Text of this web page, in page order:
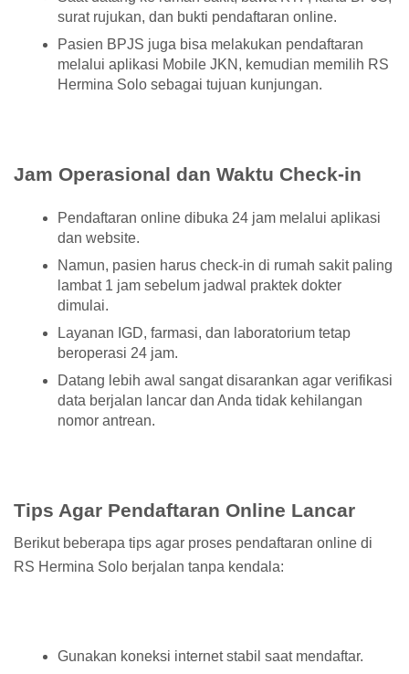
surat rujukan, dan bukti pendaftaran online.
Pasien BPJS juga bisa melakukan pendaftaran
melalui aplikasi Mobile JKN, kemudian memilih RS
Hermina Solo sebagai tujuan kunjungan.
Jam Operasional dan Waktu Check-in
Pendaftaran online dibuka 24 jam melalui aplikasi
dan website.
Namun, pasien harus check-in di rumah sakit paling
lambat 1 jam sebelum jadwal praktek dokter
dimulai.
Layanan IGD, farmasi, dan laboratorium tetap
beroperasi 24 jam.
Datang lebih awal sangat disarankan agar verifikasi
data berjalan lancar dan Anda tidak kehilangan
nomor antrean.
Tips Agar Pendaftaran Online Lancar
Berikut beberapa tips agar proses pendaftaran online di
RS Hermina Solo berjalan tanpa kendala:
Gunakan koneksi internet stabil saat mendaftar.